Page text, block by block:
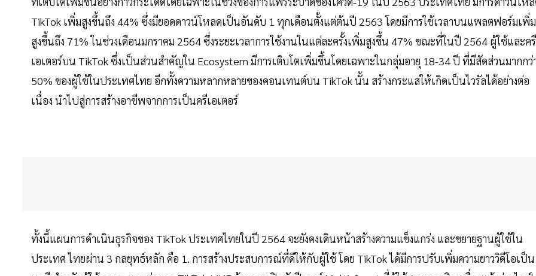
TikTok เพิ่มสูงขึ้นถึง 44% ซึ่งมียอดดาวน์โหลดเป็นอันดับ 1 ทุกเดือนตั้งแต่ต้นปี 2563 โดยมีการใช้เวลาบนแพลตฟอร์มเพิ่ม
สูงขึ้นถึง 71% ในช่วงเดือนมกราคม 2564 ซึ่งระยะเวลาการใช้งานในแต่ละครั้งเพิ่มสูงขึ้น 47% ขณะที่ในปี 2564 ผู้ใช้และครี
เอเตอร์บน TikTok ซึ่งเป็นส่วนสำคัญใน Ecosystem มีการเติบโตเพิ่มขึ้นโดยเฉพาะในกลุ่มอายุ 18-34 ปี ที่มีสัดส่วนมากกว่
50% ของผู้ใช้ในประเทศไทย อีกทั้งความหลากหลายของคอนเทนต์บน TikTok นั้น สร้างกระแสให้เกิดเป็นไวรัลได้อย่างต่อ
เนื่อง นำไปสู่การสร้างอาชีพจากการเป็นครีเอเตอร์
ทั้งนี้แผนการดำเนินธุรกิจของ TikTok ประเทศไทยในปี 2564 จะยังคงเดินหน้าสร้างความแข็งแกร่ง และขยายฐานผู้ใช้ใน
ประเทศ ไทยผ่าน 3 กลยุทธ์หลัก คือ 1. การสร้างประสบการณ์ที่ดีให้กับผู้ใช้ โดย TikTok ได้มีการปรับเพิ่มความยาววิดีโอเป็